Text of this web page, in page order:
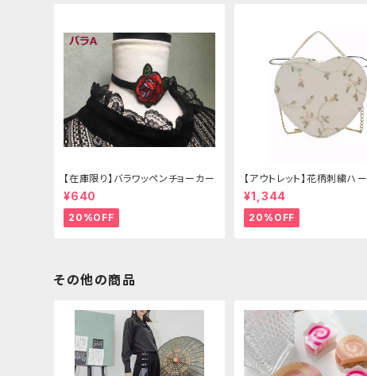
【在庫限り】バラワッペンチョーカー
¥640
20%OFF
【アウトレット】花柄刺繍ハ
グ
¥1,344
20%OFF
その他の商品